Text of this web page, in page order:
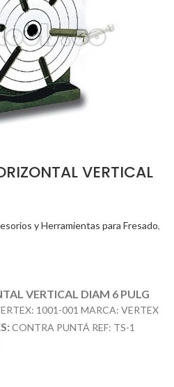
VERTICAL
y Herramientas para Fresado,
VERTICAL DIAM 6 PULG
1001-001 MARCA: VERTEX
CONTRA PUNTÁ REF: TS-1